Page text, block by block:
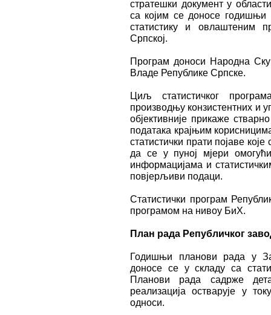
стратешки документ у
са којим се доносе годишњи
статистику и овлаштеним
Српској.
Програм доноси Народна
Владе Републике Српске.
Циљ статистичког
производњу конзистентних и
објективније прикаже
података крајњим
статистички прати појаве
да се у пуној мјери
информацијама и
повјерљиви подаци.
Статистички програм
програмом на нивоу БиХ.
План рада Републичког
Годишњи планови рада у
доносе се у складу са
Планови рада садрже
реализација остварује у
односи.